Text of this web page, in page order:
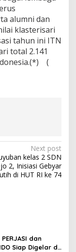
alumni dan
klasterisari
tahun ini ITN
total 2.141
(
Next post
kelas 2 SDN
2, Inisiasi Gebyar
di HUT RI ke 74
dan
Siap Digelar di